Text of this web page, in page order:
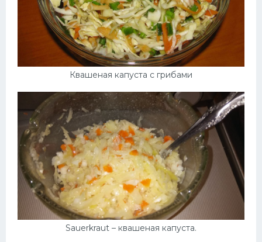
Квашеная капуста с грибами
Sauerkraut – квашеная капуста.